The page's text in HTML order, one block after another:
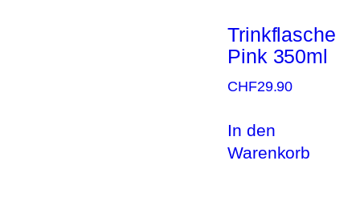
Trinkflasche
Pink 350ml
CHF29.90
In den
Warenkorb